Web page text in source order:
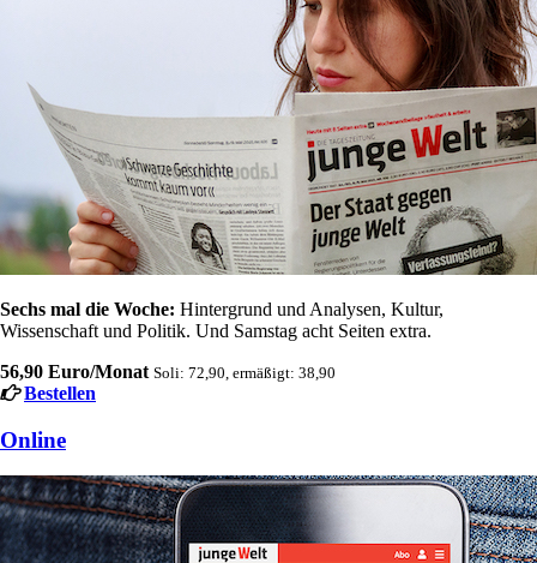
Sechs mal die Woche: Hintergrund und Analysen, Kultur,
Wissenschaft und Politik. Und Samstag acht Seiten extra.
56,90 Euro/Monat Soli: 72,90, ermäßigt: 38,90
Bestellen
Online